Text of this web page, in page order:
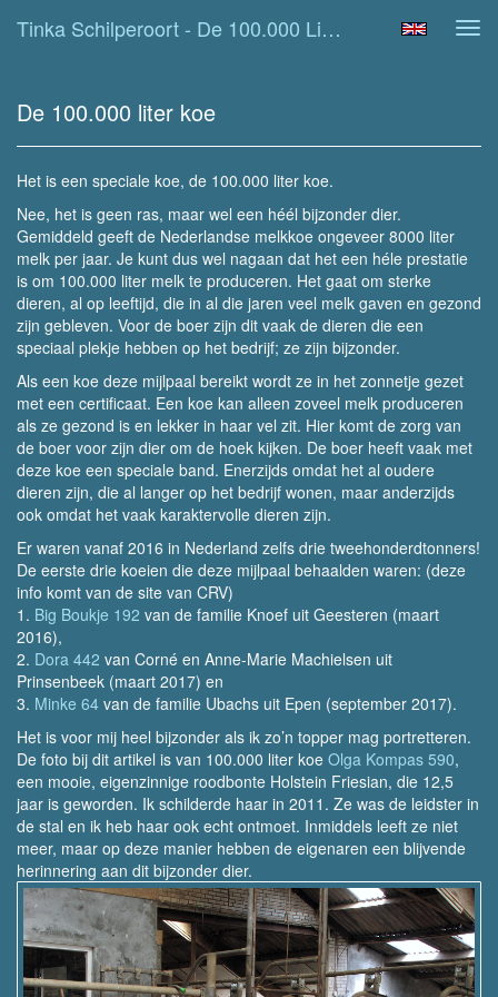
Tinka Schilperoort - De 100.000 Liter Koe
De 100.000 liter koe
Het is een speciale koe, de 100.000 liter koe.
Nee, het is geen ras, maar wel een héél bijzonder dier.
Gemiddeld geeft de Nederlandse melkkoe ongeveer 8000 liter
melk per jaar. Je kunt dus wel nagaan dat het een héle prestatie
is om 100.000 liter melk te produceren. Het gaat om sterke
dieren, al op leeftijd, die in al die jaren veel melk gaven en gezond
zijn gebleven. Voor de boer zijn dit vaak de dieren die een
speciaal plekje hebben op het bedrijf; ze zijn bijzonder.
Als een koe deze mijlpaal bereikt wordt ze in het zonnetje gezet
met een certificaat. Een koe kan alleen zoveel melk produceren
als ze gezond is en lekker in haar vel zit. Hier komt de zorg van
de boer voor zijn dier om de hoek kijken. De boer heeft vaak met
deze koe een speciale band. Enerzijds omdat het al oudere
dieren zijn, die al langer op het bedrijf wonen, maar anderzijds
ook omdat het vaak karaktervolle dieren zijn.
Er waren vanaf 2016 in Nederland zelfs drie tweehonderdtonners!
De eerste drie koeien die deze mijlpaal behaalden waren: (deze
info komt van de site van CRV)
1. Big Boukje 192 van de familie Knoef uit Geesteren (maart
2016),
2. Dora 442 van Corné en Anne-Marie Machielsen uit
Prinsenbeek (maart 2017) en
3. Minke 64 van de familie Ubachs uit Epen (september 2017).
Het is voor mij heel bijzonder als ik zo’n topper mag portretteren.
De foto bij dit artikel is van 100.000 liter koe Olga Kompas 590,
een mooie, eigenzinnige roodbonte Holstein Friesian, die 12,5
jaar is geworden. Ik schilderde haar in 2011. Ze was de leidster in
de stal en ik heb haar ook echt ontmoet. Inmiddels leeft ze niet
meer, maar op deze manier hebben de eigenaren een blijvende
herinnering aan dit bijzonder dier.